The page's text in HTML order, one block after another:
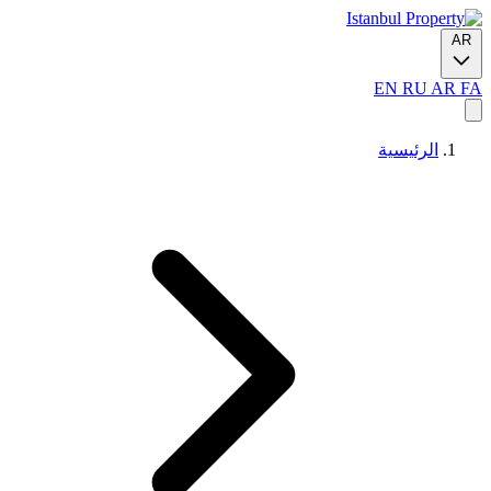
AR
EN RU AR FA
الرئيسية